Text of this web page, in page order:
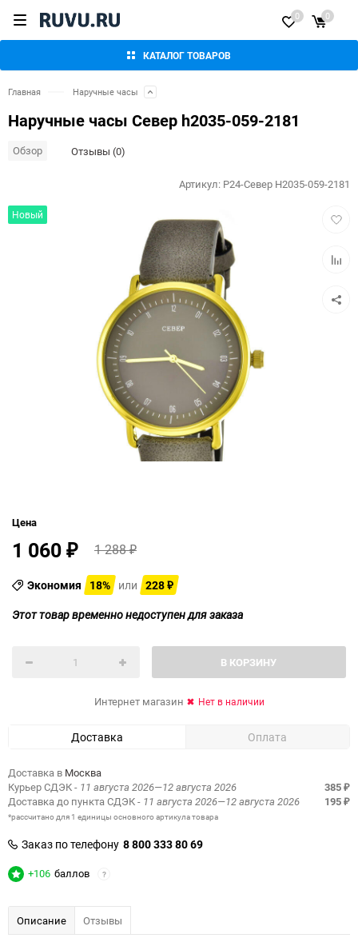
КАТАЛОГ ТОВАРОВ
0 0
Главная Наручные часы
Наручные часы Север h2035-059-2181
Обзор Отзывы (0)
Новый
Артикул: P24-Север H2035-059-2181
Цена
1 060 ₽ 1 288₽
Экономия 18% или 228 ₽
Этот товар временно недоступен для заказа
В КОРЗИНУ
Интернет магазин Нет в наличии
Доставка Оплата
Доставка в Москва
Курьер СДЭК- 11 августа 2026—12 августа 2026 385 ₽
Доставка до пункта СДЭК- 11 августа 2026—12 августа 2026 195 ₽
*рассчитано для 1 единицы основного артикула товара
Заказ по телефону 8 800 333 80 69
+106 баллов ?
Описание Отзывы